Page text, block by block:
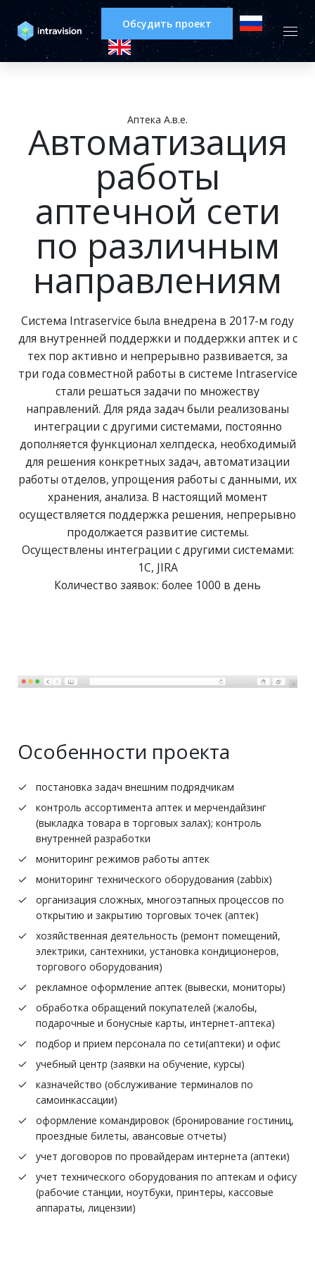
Обсудить проект
Аптека А.в.е.
Автоматизация
работы
аптечной сети
по различным
направлениям
Система Intraservice была внедрена в 2017-м году
для внутренней поддержки и поддержки аптек и с
тех пор активно и непрерывно развивается, за
три года совместной работы в системе Intraservice
стали решаться задачи по множеству
направлений. Для ряда задач были реализованы
интеграции с другими системами, постоянно
дополняется функционал хелпдеска, необходимый
для решения конкретных задач, автоматизации
работы отделов, упрощения работы с данными, их
хранения, анализа. В настоящий момент
осуществляется поддержка решения, непрерывно
продолжается развитие системы.
Осуществлены интеграции с другими системами:
1С, JIRA
Количество заявок: более 1000 в день
Особенности проекта
постановка задач внешним подрядчикам
контроль ассортимента аптек и мерчендайзинг
(выкладка товара в торговых залах); контроль
внутренней разработки
мониторинг режимов работы аптек
мониторинг технического оборудования (zabbix)
организация сложных, многоэтапных процессов по
открытию и закрытию торговых точек (аптек)
хозяйственная деятельность (ремонт помещений,
электрики, сантехники, установка кондиционеров,
торгового оборудования)
рекламное оформление аптек (вывески, мониторы)
обработка обращений покупателей (жалобы,
подарочные и бонусные карты, интернет-аптека)
подбор и прием персонала по сети(аптеки) и офис
учебный центр (заявки на обучение, курсы)
казначейство (обслуживание терминалов по
самоинкассации)
оформление командировок (бронирование гостиниц,
проездные билеты, авансовые отчеты)
учет договоров по провайдерам интернета (аптеки)
учет технического оборудования по аптекам и офису
(рабочие станции, ноутбуки, принтеры, кассовые
аппараты, лицензии)